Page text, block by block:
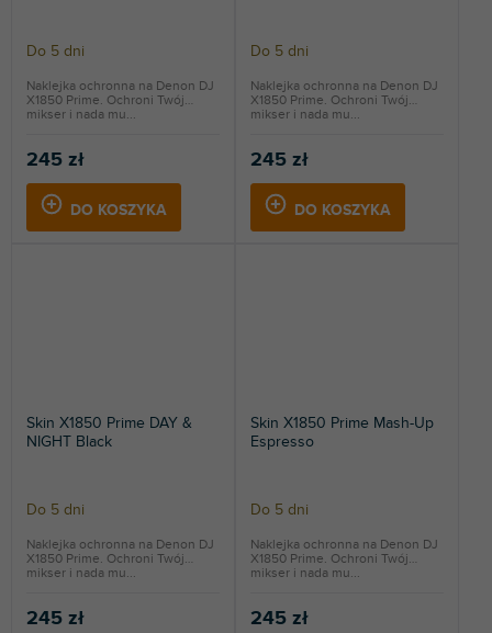
Do 5 dni
245 zł
DO KOSZYKA
Naklejka ochronna na Denon DJ
X1850 Prime. Ochroni Twój
mikser i nada mu...
Do 5 dni
245 zł
DO KOSZYKA
Naklejka ochronna na Denon DJ
X1850 Prime. Ochroni Twój
mikser i nada mu...
Skin X1850 Prime DAY &
NIGHT Black
Do 5 dni
245 zł
Naklejka ochronna na Denon DJ
X1850 Prime. Ochroni Twój
mikser i nada mu...
Skin X1850 Prime Mash-Up
Espresso
Do 5 dni
245 zł
Naklejka ochronna na Denon DJ
X1850 Prime. Ochroni Twój
mikser i nada mu...